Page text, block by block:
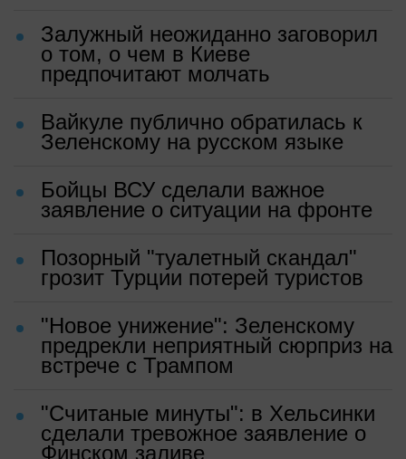
Залужный неожиданно заговорил
о том, о чем в Киеве
предпочитают молчать
Вайкуле публично обратилась к
Зеленскому на русском языке
Бойцы ВСУ сделали важное
заявление о ситуации на фронте
Позорный "туалетный скандал"
грозит Турции потерей туристов
"Новое унижение": Зеленскому
предрекли неприятный сюрприз на
встрече с Трампом
"Считаные минуты": в Хельсинки
сделали тревожное заявление о
Финском заливе